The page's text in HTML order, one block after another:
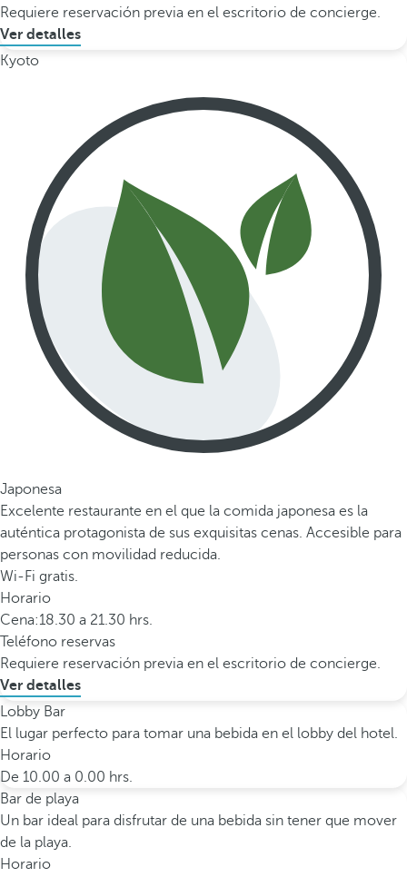
Requiere reservación previa en el escritorio de concierge.
Ver detalles
Kyoto
Japonesa
Excelente restaurante en el que la comida japonesa es la
auténtica protagonista de sus exquisitas cenas. Accesible para
personas con movilidad reducida.
Wi-Fi gratis.
Horario
Cena:18.30 a 21.30 hrs.
Teléfono reservas
Requiere reservación previa en el escritorio de concierge.
Ver detalles
Lobby Bar
El lugar perfecto para tomar una bebida en el lobby del hotel.
Horario
De 10.00 a 0.00 hrs.
Bar de playa
Un bar ideal para disfrutar de una bebida sin tener que mover
de la playa.
Horario